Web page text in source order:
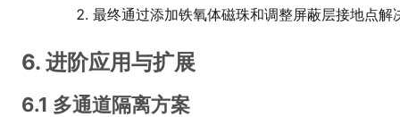
最终通过添加铁氧体磁珠和调整屏蔽层接地点解
6. 进阶应用与扩展
6.1 多通道隔离方案